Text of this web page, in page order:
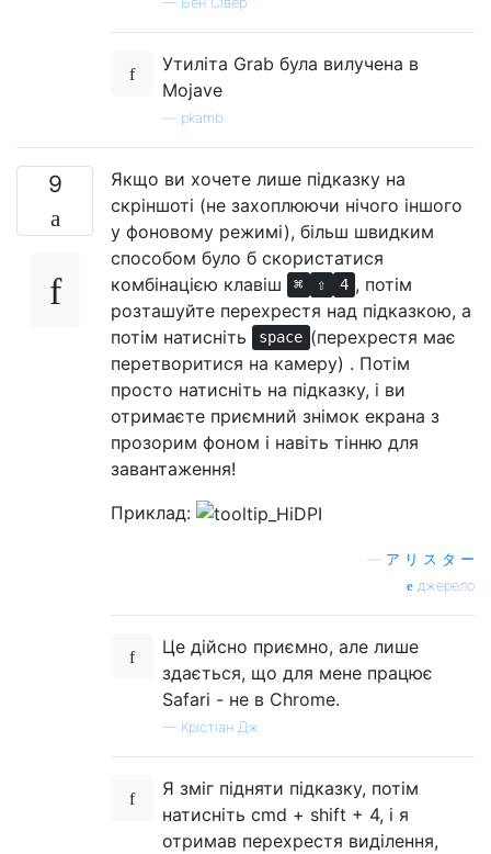
Утиліта Grab була вилучена в
Mojave
pkamb
9
Якщо ви хочете лише підказку на
скріншоті (не захоплюючи нічого іншого
у фоновому режимі), більш швидким
способом було б скористатися
комбінацією клавіш
⌘ ⇧ 4 , потім
розташуйте перехрестя над підказкою, а
потім натисніть
space (перехрестя має
перетворитися на камеру) . Потім
просто натисніть на підказку, і ви
отримаєте приємний знімок екрана з
прозорим фоном і навіть тінню для
завантаження!
Приклад:
ア リ ス タ ー
джерело
Це дійсно приємно, але лише
здається, що для мене працює
Safari - не в Chrome.
— Крістіан Дж.
Я зміг підняти підказку, потім
натисніть cmd + shift + 4, і я
отримав перехрестя виділення,